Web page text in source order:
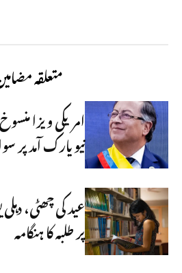
متعلقہ مضامین
امریکی ویزا منسوخ:
نیویارک آمد پر
عید کی چھٹی، دہلی
پر طلبہ کا ہنگامہ